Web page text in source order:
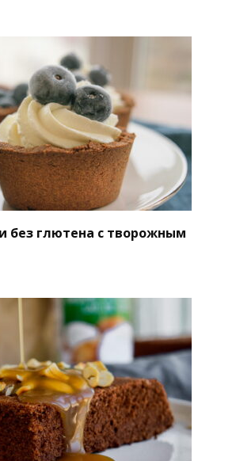
без глютена с творожным